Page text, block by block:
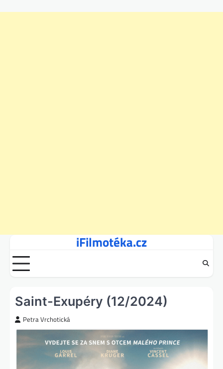
content
iFilmotéka.cz
Saint-Exupéry (12/2024)
Petra Vrchotická